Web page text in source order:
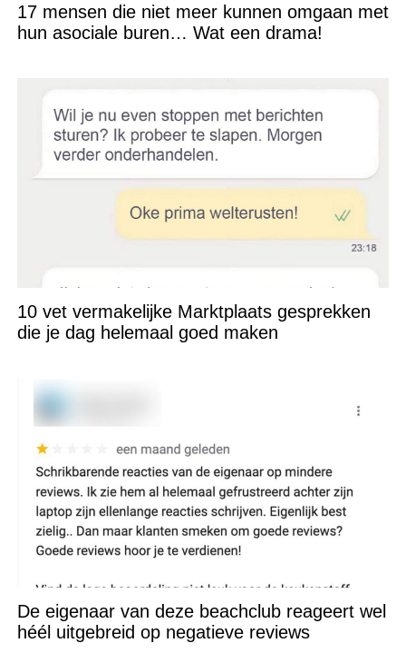
17 mensen die niet meer kunnen omgaan met
hun asociale buren… Wat een drama!
10 vet vermakelijke Marktplaats gesprekken
die je dag helemaal goed maken
De eigenaar van deze beachclub reageert wel
héél uitgebreid op negatieve reviews